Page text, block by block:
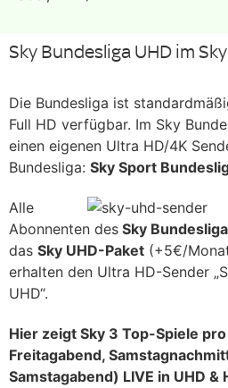
Sky Bundesliga UHD im
Die Bundesliga ist
Full HD verfügbar. Im Sky
einen eigenen Ultra HD/4K
Bundesliga: Sky Sport
Alle
Abonnenten des Sky
das Sky UHD-Paket (+5€/
erhalten den Ultra HD-Sender
UHD“.
Hier zeigt Sky 3 Top-Spiele
Freitagabend,
Samstagabend) LIVE in UHD &